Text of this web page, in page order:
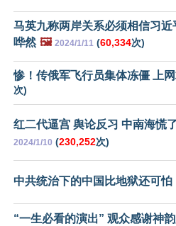
马英九称两岸关系必须相信习近
哗然 🖼️ 2024/1/11 (60,334次)
惨！传俄军飞行员集体冻僵 上
次)
红二代逼宫 舆论反习 中南海慌
2024/1/10 (230,252次)
中共统治下的中国比地狱还可怕
“一生必看的演出” 观众感谢神